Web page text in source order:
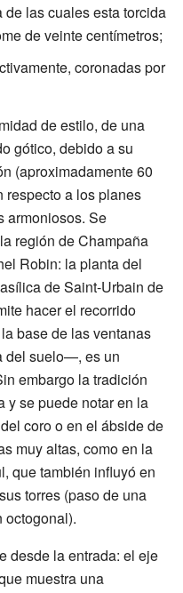
de las cuales esta torcida
de veinte centímetros;
coronadas por
de estilo, de una
gótico, debido a su
(aproximadamente 60
respecto a los planes
armoniosos. Se
región de Champaña
Robin: la planta del
de Saint-Urbain de
hacer el recorrido
base de las ventanas
del suelo—, es un
embargo la tradición
y se puede notar en la
coro o en el ábside de
muy altas, como en la
que también influyó en
torres (paso de una
octogonal).
desde la entrada: el eje
muestra una